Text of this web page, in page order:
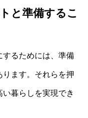
と準備するこ
するためには、準備
ます。それらを押
暮らしを実現でき